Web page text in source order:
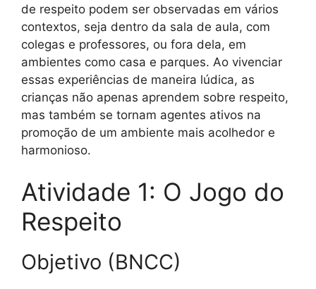
de respeito podem ser observadas em vários
contextos, seja dentro da sala de aula, com
colegas e professores, ou fora dela, em
ambientes como casa e parques. Ao vivenciar
essas experiências de maneira lúdica, as
crianças não apenas aprendem sobre respeito,
mas também se tornam agentes ativos na
promoção de um ambiente mais acolhedor e
harmonioso.
Atividade 1: O Jogo do
Respeito
Objetivo (BNCC)